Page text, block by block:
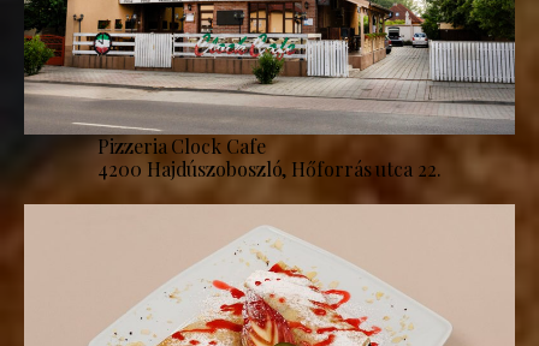
Pizzeria Clock Cafe
4200 Hajdúszoboszló, Hőforrás utca 22.